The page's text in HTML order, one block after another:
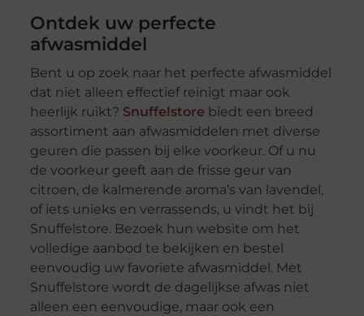
Ontdek uw perfecte
afwasmiddel
Bent u op zoek naar het perfecte afwasmiddel
dat niet alleen effectief reinigt maar ook
heerlijk ruikt? Snuffelstore biedt een breed
assortiment aan afwasmiddelen met diverse
geuren die passen bij elke voorkeur. Of u nu
de voorkeur geeft aan de frisse geur van
citroen, de kalmerende aroma’s van lavendel,
of iets unieks en verrassends, u vindt het bij
Snuffelstore. Bezoek hun website om het
volledige aanbod te bekijken en bestel
eenvoudig uw favoriete afwasmiddel. Met
Snuffelstore wordt de dagelijkse afwas niet
alleen een eenvoudige, maar ook een